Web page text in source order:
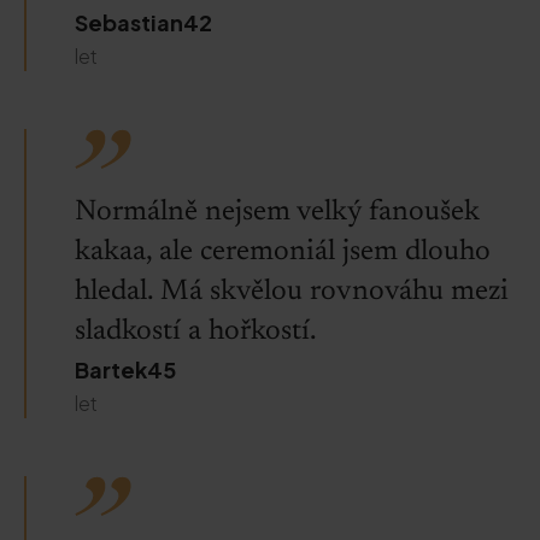
Sebastian42
let
Normálně nejsem velký fanoušek
kakaa, ale ceremoniál jsem dlouho
hledal. Má skvělou rovnováhu mezi
sladkostí a hořkostí.
Bartek45
let